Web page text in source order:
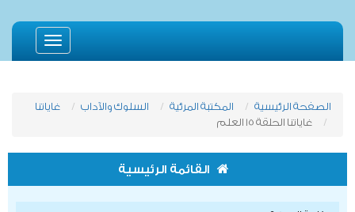
Toggle
navigation
الصفحة الرئيسية المكتبة المرئية السلوك والآداب
غاياتنا
غاياتنا الحلقة 15 العلم
القائمة الرئيسية